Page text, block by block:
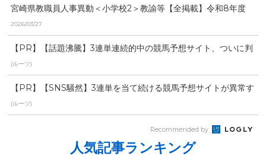
宮崎県教職員人事異動＜小学校2＞教諭等【全掲載】令和8年度
あなたの恩師はどの学...
2026/03/27
【PR】【話題沸騰】3連単連続的中の競馬予想サイト、ついに判
明
(ルーツ)
【PR】【SNS騒然】3連単を当て続ける競馬予想サイトが異常す
ぎる
(ルーツ)
Recommended by
人気記事ランキング